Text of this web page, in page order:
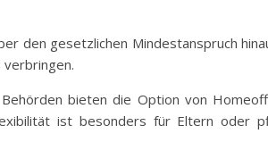
den gesetzlichen Mindestanspruch
verbringen.
bieten die Option von
ist besonders für Eltern oder